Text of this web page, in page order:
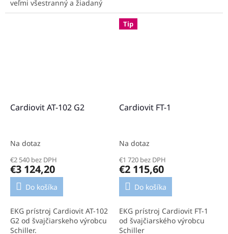
veľmi všestranný a žiadaný
aplikátor A17P s 3D
Cardiovit AT-102 G2
Na dotaz
€2 540 bez DPH
€3 124,20
Do košíka
EKG prístroj Cardiovit AT-102
G2 od švajčiarskeho výrobcu
Schiller.
Tip
Cardiovit FT-1
Na dotaz
€1 720 bez DPH
€2 115,60
Do košíka
EKG prístroj Cardiovit FT-1
od švajčiarského výrobcu
Schiller